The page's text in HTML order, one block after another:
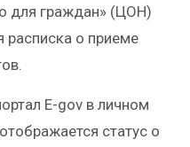
для граждан» (ЦОН)
расписка о приеме
E-gov в личном
статус о